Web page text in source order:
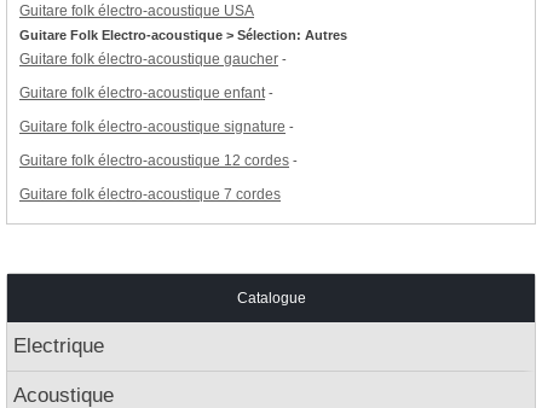
Guitare folk électro-acoustique USA
Guitare Folk Electro-acoustique > Sélection: Autres
Guitare folk électro-acoustique gaucher -
Guitare folk électro-acoustique enfant -
Guitare folk électro-acoustique signature -
Guitare folk électro-acoustique 12 cordes -
Guitare folk électro-acoustique 7 cordes
Catalogue
Electrique
Acoustique